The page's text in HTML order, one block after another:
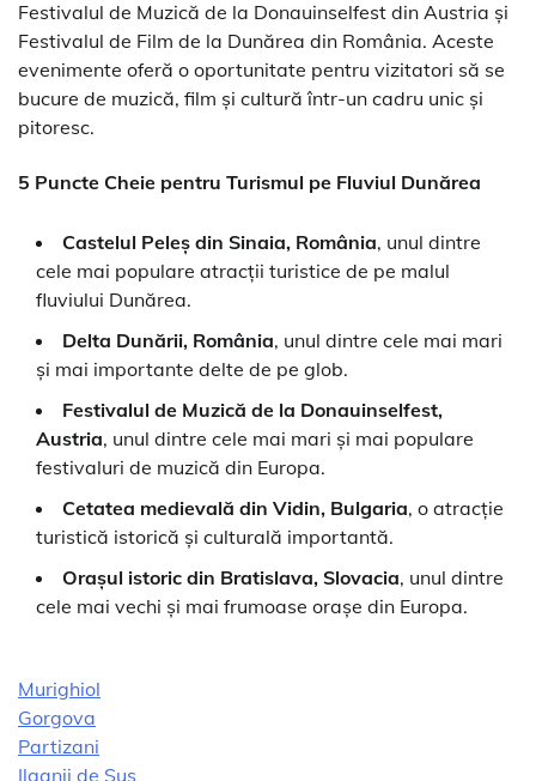
Festivalul de Muzică de la Donauinselfest din Austria și
Festivalul de Film de la Dunărea din România. Aceste
evenimente oferă o oportunitate pentru vizitatori să se
bucure de muzică, film și cultură într-un cadru unic și
pitoresc.
5 Puncte Cheie pentru Turismul pe Fluviul Dunărea
Castelul Peleş din Sinaia, România, unul dintre
cele mai populare atracții turistice de pe malul
fluviului Dunărea.
Delta Dunării, România, unul dintre cele mai mari
și mai importante delte de pe glob.
Festivalul de Muzică de la Donauinselfest,
Austria, unul dintre cele mai mari și mai populare
festivaluri de muzică din Europa.
Cetatea medievală din Vidin, Bulgaria, o atracție
turistică istorică și culturală importantă.
Orașul istoric din Bratislava, Slovacia, unul dintre
cele mai vechi și mai frumoase orașe din Europa.
Murighiol
Gorgova
Partizani
Ilganii de Sus